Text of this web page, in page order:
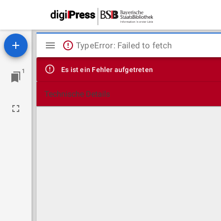
1
Mirador
Viewer
TypeError: Failed to fetch
Es ist ein Fehler aufgetreten
Technische Details